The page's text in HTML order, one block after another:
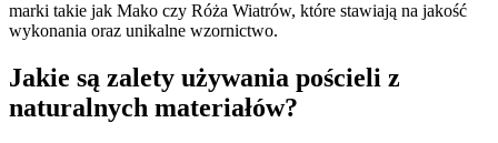
marki takie jak Mako czy Róża Wiatrów, które stawiają na jakość
wykonania oraz unikalne wzornictwo.
Jakie są zalety używania pościeli z
naturalnych materiałów?